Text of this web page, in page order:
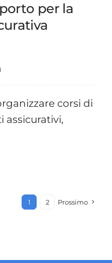
per la
corsi di
assicurativi,
1 2 Prossimo